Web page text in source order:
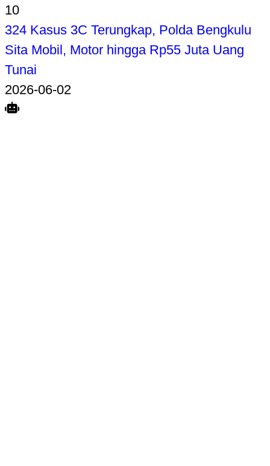
10
324 Kasus 3C Terungkap, Polda Bengkulu
Sita Mobil, Motor hingga Rp55 Juta Uang
Tunai
2026-06-02